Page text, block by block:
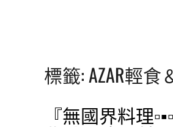
標籤:AZAR輕食
『無國界料理